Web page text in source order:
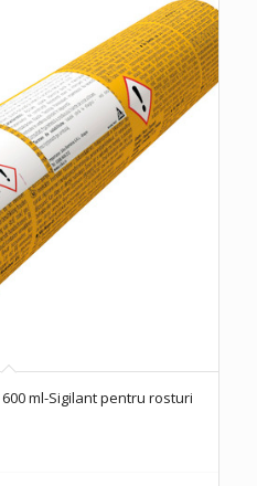
ml-Sigilant pentru rosturi